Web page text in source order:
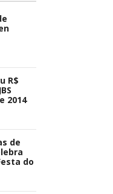
R$
2014
de
do